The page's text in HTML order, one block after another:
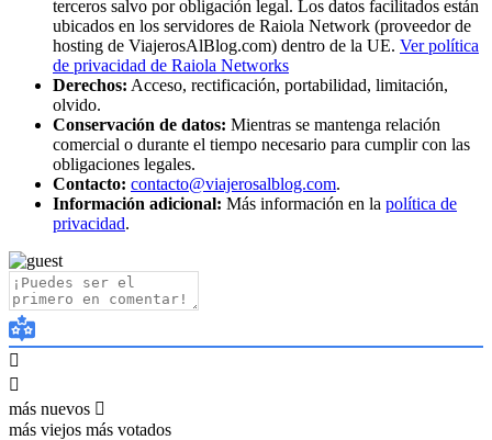
terceros salvo por obligación legal. Los datos facilitados están
ubicados en los servidores de Raiola Network (proveedor de
hosting de ViajerosAlBlog.com) dentro de la UE. Ver política
de privacidad de Raiola Networks
Derechos: Acceso, rectificación, portabilidad, limitación,
olvido.
Conservación de datos: Mientras se mantenga relación
comercial o durante el tiempo necesario para cumplir con las
obligaciones legales.
Contacto: contacto@viajerosalblog.com.
Información adicional: Más información en la política de
privacidad.
más nuevos
más viejos más votados